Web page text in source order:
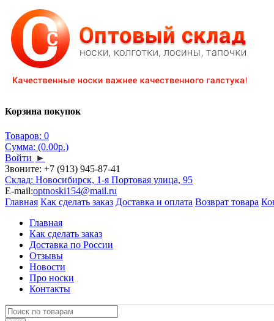
Корзина покупок
Товаров: 0
Сумма: (0.00р.)
Войти ►
Звоните: +7 (913) 945-87-41
Склад: Новосибирск, 1-я Портовая улица, 95
E-mail:optnoski154@mail.ru
Главная Как сделать заказ Доставка и оплата Возврат товара
Главная
Как сделать заказ
Доставка по России
Отзывы
Новости
Про носки
Контакты